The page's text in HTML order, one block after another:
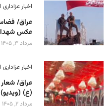
اخبار عزاداری
عراق/
عکس شهدا
مرداد 3, 1405
اخبار عزاداری
عراق/
(ع) (ویدیو)
مرداد 2, 1405